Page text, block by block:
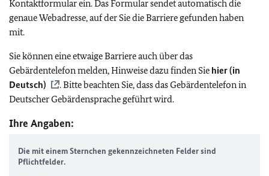
Kontaktformular ein. Das Formular sendet automatisch die
genaue Webadresse, auf der Sie die Barriere gefunden haben
mit.
Sie können eine etwaige Barriere auch über das
Gebärdentelefon melden, Hinweise dazu finden Sie hier (in
Deutsch)
. Bitte beachten Sie, dass das Gebärdentelefon in
Deutscher Gebärdensprache geführt wird.
Ihre Angaben:
Die mit einem Sternchen gekennzeichneten Felder sind
Pflichtfelder.